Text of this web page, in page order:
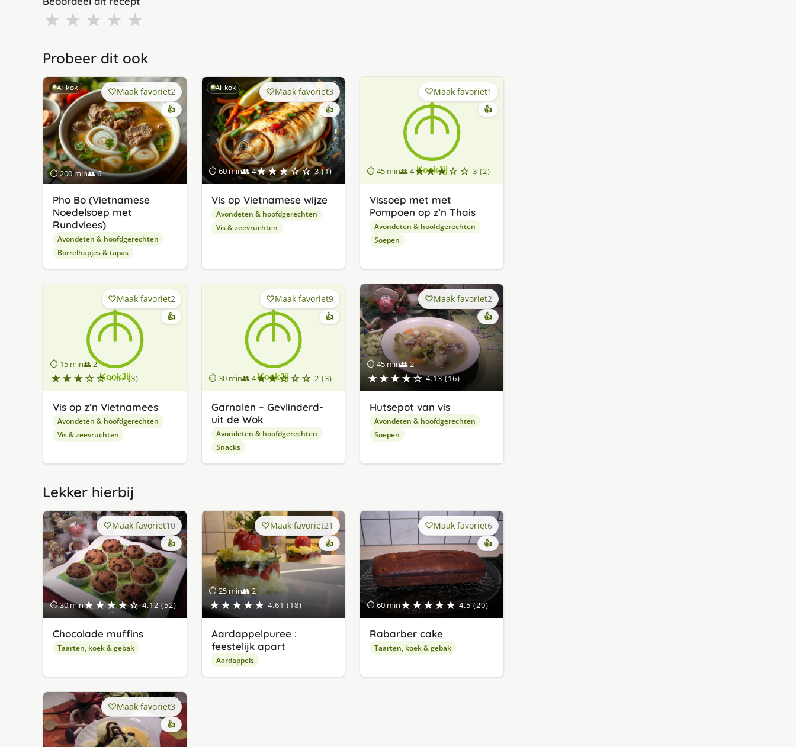
★ ★ ★ ★ ★
Probeer dit ook
AI-kok
⏱ 200 min👥 6
Maak favoriet2
👍
Pho Bo (Vietnamese
Noedelsoep met
Rundvlees)
Avondeten & hoofdgerechten
Borrelhapjes & tapas
AI-kok
⏱ 60 min👥 4★★★☆☆ 3 (1)
Maak favoriet3
👍
Vis op Vietnamese wijze
Avondeten & hoofdgerechten
Vis & zeevruchten
⏱ 45 min👥 4★★★☆☆ 3 (2)
Maak favoriet1
👍
Vissoep met met
Pompoen op z’n Thais
Avondeten & hoofdgerechten
Soepen
⏱ 15 min👥 2
★★★☆☆ 2.67 (3)
Maak favoriet2
👍
Vis op z’n Vietnamees
Avondeten & hoofdgerechten
Vis & zeevruchten
⏱ 30 min👥 4★★☆☆☆ 2 (3)
Maak favoriet9
👍
Garnalen – Gevlinderd-
uit de Wok
Avondeten & hoofdgerechten
Snacks
⏱ 45 min👥 2
★★★★☆ 4.13 (16)
Maak favoriet2
👍
Hutsepot van vis
Avondeten & hoofdgerechten
Soepen
Lekker hierbij
⏱ 30 min★★★★☆ 4.12 (52)
Maak favoriet10
👍
Chocolade muffins
Taarten, koek & gebak
⏱ 25 min👥 2
★★★★★ 4.61 (18)
Maak favoriet21
👍
Aardappelpuree :
feestelijk apart
Aardappels
⏱ 60 min★★★★★ 4.5 (20)
Maak favoriet6
👍
Rabarber cake
Taarten, koek & gebak
Maak favoriet3
👍